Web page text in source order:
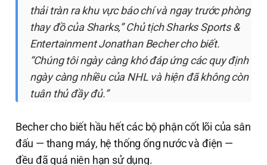
thải tràn ra khu vực báo chí và ngay trước phòng
thay đồ của Sharks,” Chủ tịch Sharks Sports &
Entertainment Jonathan Becher cho biết.
“Chúng tôi ngày càng khó đáp ứng các quy định
ngày càng nhiều của NHL và hiện đã không còn
tuân thủ đầy đủ.”
Becher cho biết hầu hết các bộ phận cốt lõi của sân
đấu — thang máy, hệ thống ống nước và điện —
đều đã quá niên hạn sử dụng.